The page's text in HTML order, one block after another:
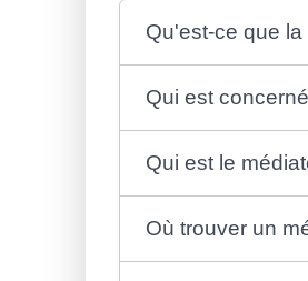
Qu'est-ce que
Qui est
Qui est le
Où trouver un